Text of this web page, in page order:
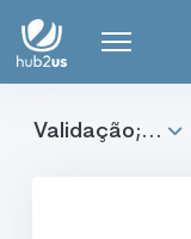
Validação;...